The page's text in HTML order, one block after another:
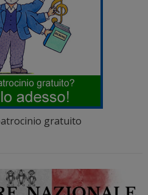
gratuito